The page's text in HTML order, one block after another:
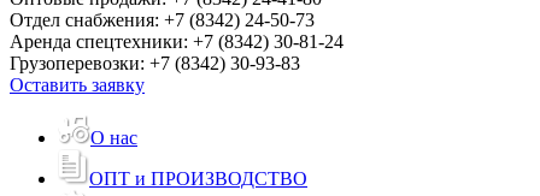
Отдел снабжения: +7 (8342) 24-50-73
Аренда спецтехники: +7 (8342) 30-81-24
Грузоперевозки: +7 (8342) 30-93-83
Оставить заявку
О нас
ОПТ и ПРОИЗВОДСТВО